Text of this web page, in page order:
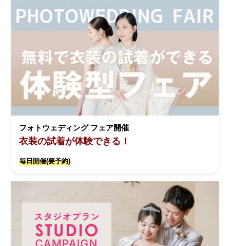
フォトウェディング フェア開催
衣装の試着が体験できる！
毎日開催(要予約)